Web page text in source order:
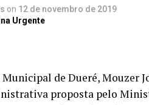
on 12 de novembro de 2019
Urgente
de Dueré, Mouzer
proposta pelo